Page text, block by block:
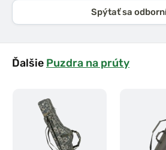
Spýtať sa
Ďalšie Puzdra na prúty